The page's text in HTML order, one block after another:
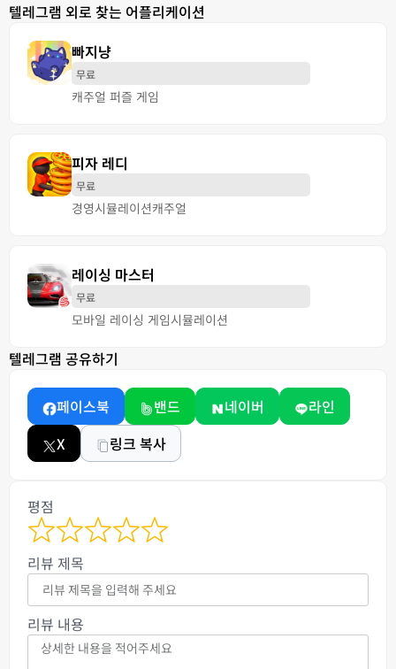
텔레그램 외로 찾는 어플리케이션
빠지냥
무료
캐주얼 퍼즐 게임
피자 레디
무료
경영시뮬레이션캐주얼
레이싱 마스터
무료
모바일 레이싱 게임시뮬레이션
텔레그램 공유하기
페이스북 밴드 네이버
라인
X
링크 복사
평점
리뷰 제목
리뷰 내용